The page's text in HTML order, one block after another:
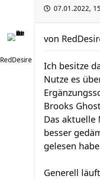
07.01.2022,
RedDesire
von
Ich besitze
Nutze es
Brooks
Das aktuelle
besser
gelesen
Generell